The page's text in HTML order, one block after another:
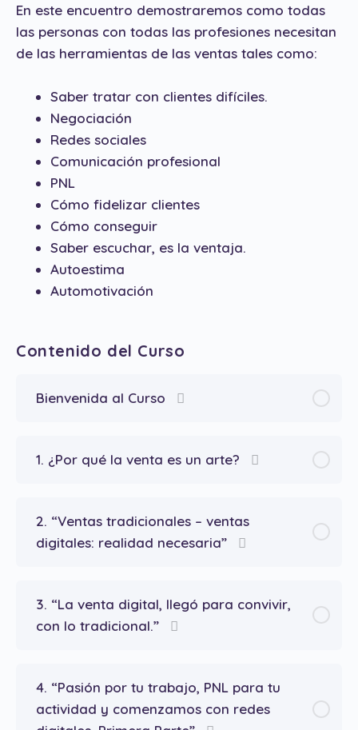
En este encuentro demostraremos como todas
las personas con todas las profesiones necesitan
de las herramientas de las ventas tales como:
Saber tratar con clientes difíciles.
Negociación
Redes sociales
Comunicación profesional
PNL
Cómo fidelizar clientes
Cómo conseguir
Saber escuchar, es la ventaja.
Autoestima
Automotivación
Contenido del Curso
Bienvenida al Curso
1. ¿Por qué la venta es un arte?
2. “Ventas tradicionales – ventas
digitales: realidad necesaria”
3. “La venta digital, llegó para convivir,
con lo tradicional.”
4. “Pasión por tu trabajo, PNL para tu
actividad y comenzamos con redes